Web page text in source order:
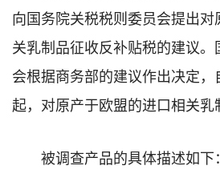
向国务院关税税则委员会提出
关乳制品征收反补贴税的建议
会根据商务部的建议作出决定，
起，对原产于欧盟的进口相关乳
被调查产品的具体描述如下：